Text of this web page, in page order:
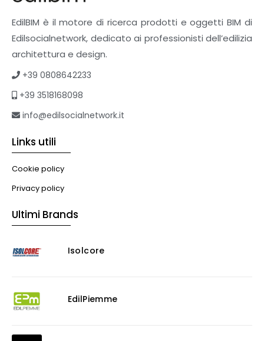
EdilBIM è il motore di ricerca prodotti e oggetti BIM di
Edilsocialnetwork, dedicato ai professionisti dell’edilizia
architettura e design.
+39 0808642233
+39 3518168098
info@edilsocialnetwork.it
Links utili
Cookie policy
Privacy policy
Ultimi Brands
Isolcore
EdilPiemme